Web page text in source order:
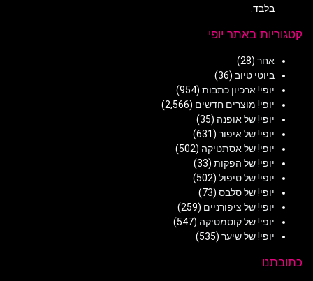
בלבד.
קטגוריות באתר יופי
אחר (28)
ביוטי טיוב (36)
יופי! ארכיון כתבות (954)
יופי! מוצרים חדשים (2,566)
יופי! של אופנה (35)
יופי! של איפור (631)
יופי! של אסתטיקה (502)
יופי! של הפקות (33)
יופי! של טיפול (502)
יופי! של סלבס (73)
יופי! של ציפורניים (259)
יופי! של קוסמטיקה (547)
יופי! של שיער (535)
כתובתנו